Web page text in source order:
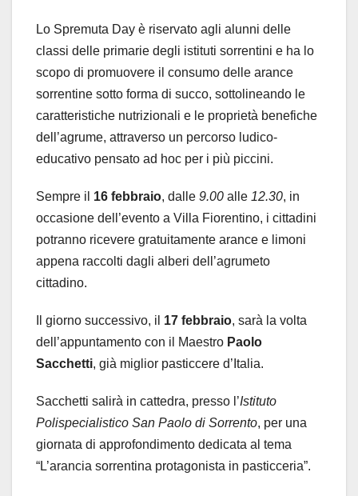
Lo Spremuta Day è riservato agli alunni delle
classi delle primarie degli istituti sorrentini e ha lo
scopo di promuovere il consumo delle arance
sorrentine sotto forma di succo, sottolineando le
caratteristiche nutrizionali e le proprietà benefiche
dell’agrume, attraverso un percorso ludico-
educativo pensato ad hoc per i più piccini.
Sempre il 16 febbraio, dalle 9.00 alle 12.30, in
occasione dell’evento a Villa Fiorentino, i cittadini
potranno ricevere gratuitamente arance e limoni
appena raccolti dagli alberi dell’agrumeto
cittadino.
Il giorno successivo, il 17 febbraio, sarà la volta
dell’appuntamento con il Maestro Paolo
Sacchetti, già miglior pasticcere d’Italia.
Sacchetti salirà in cattedra, presso l’Istituto
Polispecialistico San Paolo di Sorrento, per una
giornata di approfondimento dedicata al tema
“L’arancia sorrentina protagonista in pasticceria”.